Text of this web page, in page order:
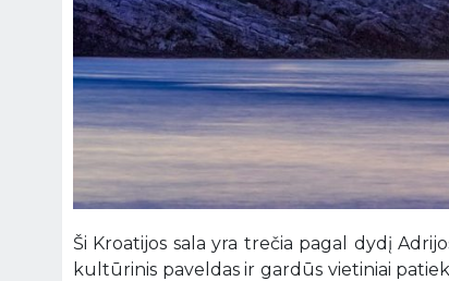
Ši Kroatijos sala yra trečia pagal dydį
kultūrinis paveldas ir gardūs vietiniai